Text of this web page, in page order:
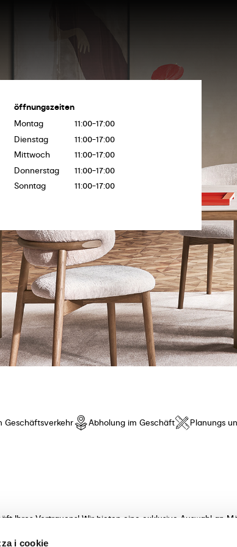
i cookie
öffnungszeiten
Montag
11:00-17:00
Dienstag
11:00-17:00
Mittwoch
11:00-17:00
Donnerstag
11:00-17:00
Sonntag
11:00-17:00
Geschäftsverkehr Abholung im Geschäft Planungs
Ihres Vertrauens! Wir bieten eine exklusive Auswahl an
mit innovativem Design und besonderem Komfort.